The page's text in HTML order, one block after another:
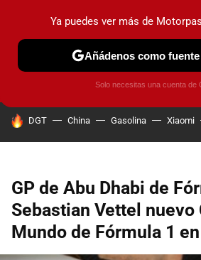
PRUEBAS COCHES ELÉCTRICOS
HOY SE HABLA DE
DGT China Gasolina Xiaomi
GP de Abu Dhabi de
Sebastian Vettel nuevo
Mundo de Fórmula 1
Ya puedes ver más de
Añádenos como
Solo necesitas una cuenta de